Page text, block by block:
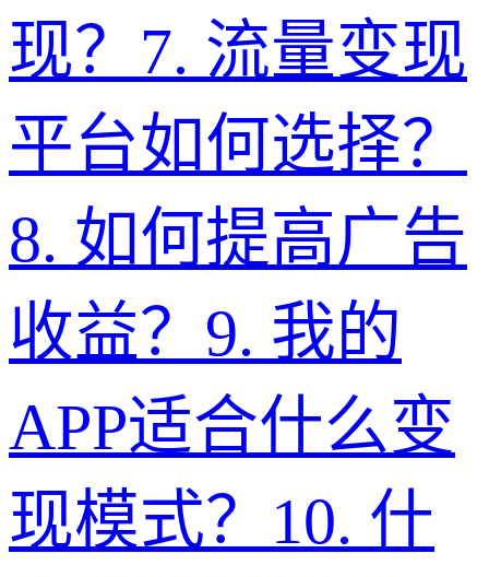
现？ 7. 流量变现
平台如何选择？
8. 如何提高广告
收益？ 9. 我的
APP适合什么变
现模式？ 10. 什